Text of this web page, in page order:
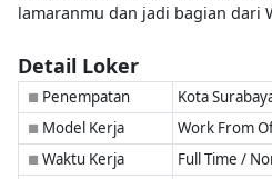
lamaranmu dan jadi bagian dari
Detail Loker
■ Penempatan Kota
■ Model Kerja Work From
■ Waktu Kerja Full Time /